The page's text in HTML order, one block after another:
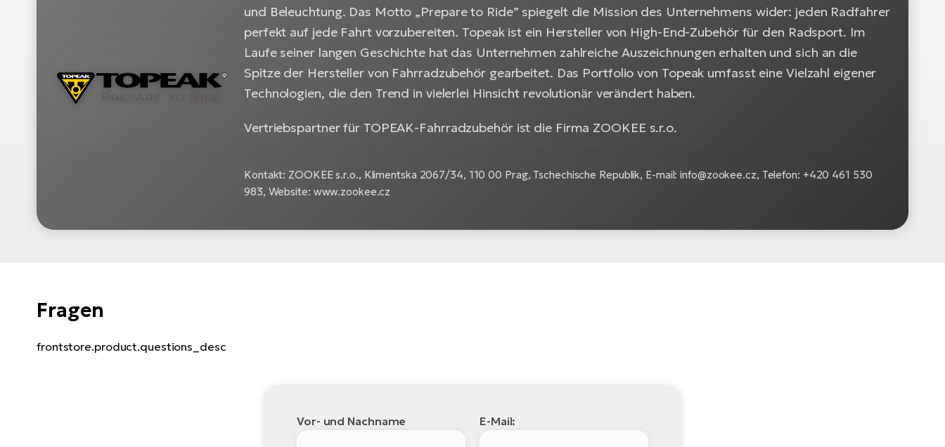
und Beleuchtung. Das Motto „Prepare to Ride” spiegelt die Mission des Unternehmens wider: jeden Radfahrer
perfekt auf jede Fahrt vorzubereiten. Topeak ist ein Hersteller von High-End-Zubehör für den Radsport. Im
Laufe seiner langen Geschichte hat das Unternehmen zahlreiche Auszeichnungen erhalten und sich an die
Spitze der Hersteller von Fahrradzubehör gearbeitet. Das Portfolio von Topeak umfasst eine Vielzahl eigener
Technologien, die den Trend in vielerlei Hinsicht revolutionär verändert haben.
Vertriebspartner für TOPEAK-Fahrradzubehör ist die Firma ZOOKEE s.r.o.
Kontakt: ZOOKEE s.r.o., Klimentska 2067/34, 110 00 Prag, Tschechische Republik, E-mail: info@zookee.cz, Telefon: +420 461 530
983, Website: www.zookee.cz
Fragen
frontstore.product.questions_desc
Vor- und Nachname E-Mail: